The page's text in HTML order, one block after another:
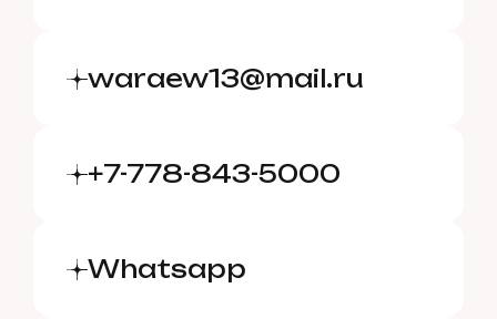
waraew13@mail.ru
+7-778-843-5000
Whatsapp